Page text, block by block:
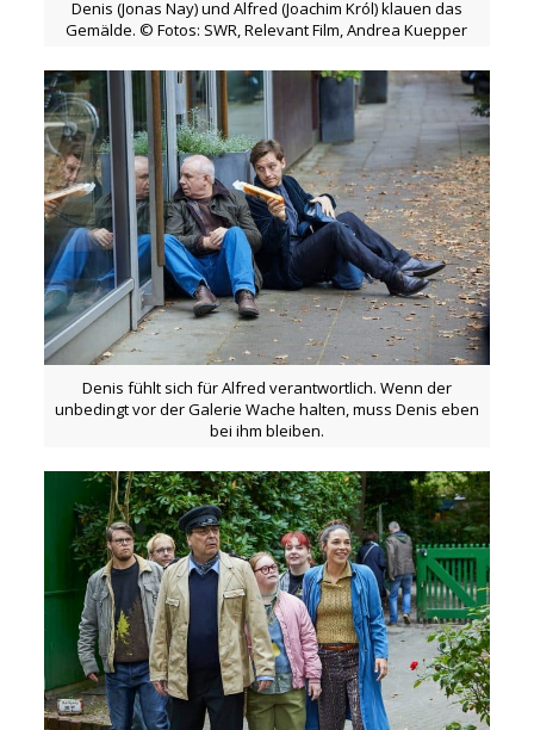
Denis (Jonas Nay) und Alfred (Joachim Król) klauen das
Gemälde. © Fotos: SWR, Relevant Film, Andrea Kuepper
Denis fühlt sich für Alfred verantwortlich. Wenn der
unbedingt vor der Galerie Wache halten, muss Denis eben
bei ihm bleiben.